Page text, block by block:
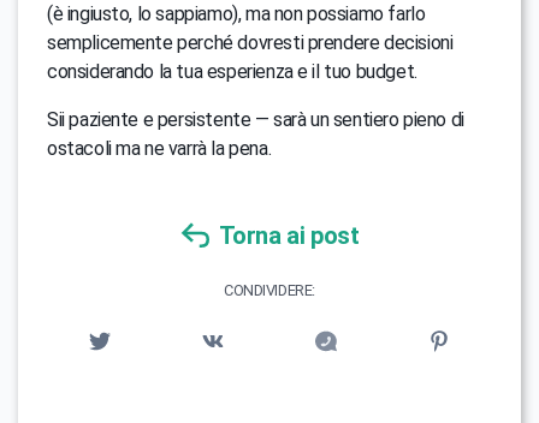
(è ingiusto, lo sappiamo), ma non possiamo farlo
semplicemente perché dovresti prendere decisioni
considerando la tua esperienza e il tuo budget.
Sii paziente e persistente — sarà un sentiero pieno di
ostacoli ma ne varrà la pena.
Torna ai post
CONDIVIDERE: